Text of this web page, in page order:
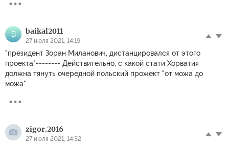
B baikal2011
27 июля 2021, 14:19
"президент Зоран Миланович, дистанцировался от этого
проекта"-------- Действительно, с какой стати Хорватия
должна тянуть очередной польский прожект "от можа до
можа".
zigor.2016
27 июля 2021, 14:32